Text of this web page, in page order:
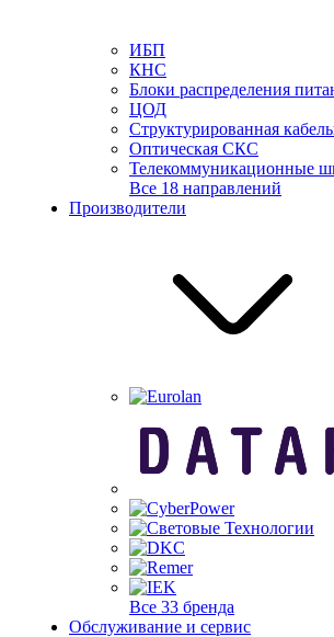
ИБП
КНС
Блоки распределения
ЦОД
Структурированная
Оптическая СКС
Телекоммуникационные
Все 18 направлений
Производители
Все 33 бренда
Обслуживание и сервис